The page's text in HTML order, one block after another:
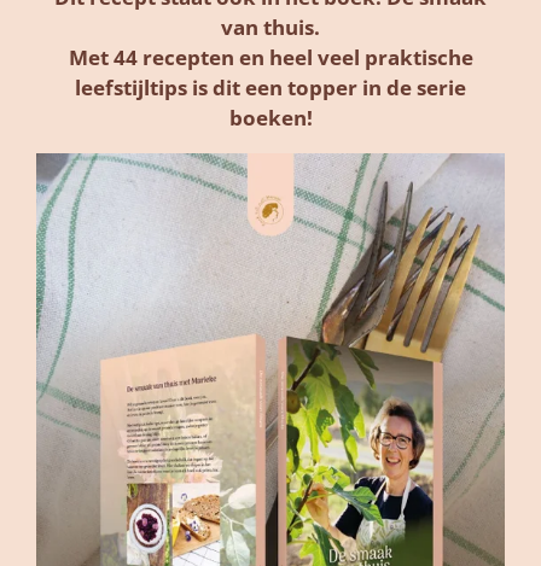
van thuis.
Met 44 recepten en heel veel praktische
leefstijltips is dit een topper in de serie
boeken!